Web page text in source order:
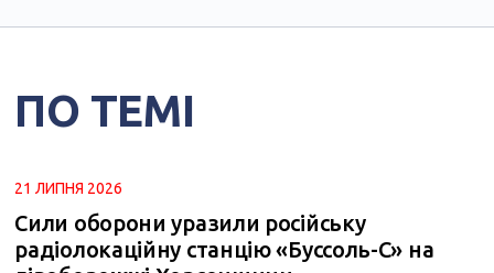
ПО ТЕМІ
21 ЛИПНЯ 2026
Сили оборони уразили російську
радіолокаційну станцію «Буссоль-С» на